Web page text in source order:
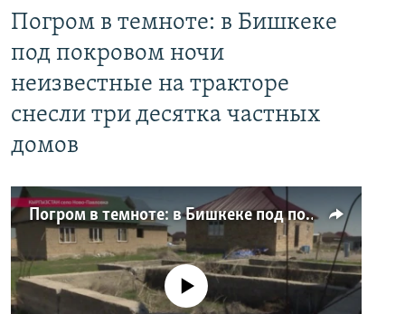
Погром в темноте: в Бишкеке
под покровом ночи
неизвестные на тракторе
снесли три десятка частных
домов
Погром в темноте: в Бишкеке под покровом ночи неизвестные на тракторе снесли три десятка частных домов
No media source currently available